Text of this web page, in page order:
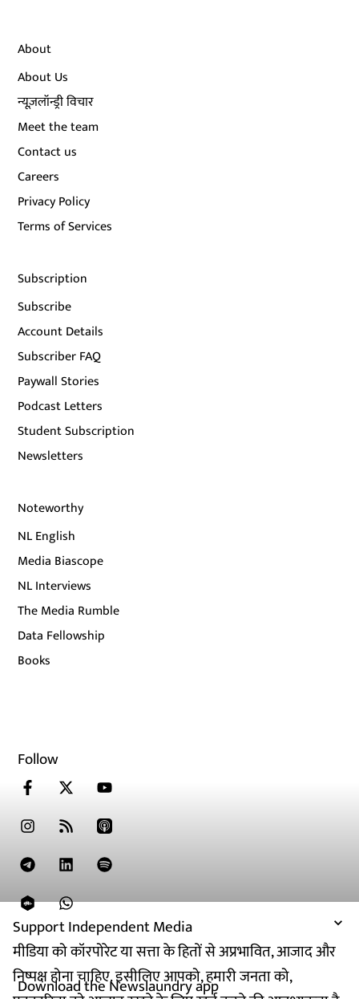
Support Independent Media
मीडिया को कॉरपोरेट या सत्ता के हितों से अप्रभावित, आजाद और
निष्पक्ष होना चाहिए. इसीलिए आपको, हमारी जनता को,
About
About Us
न्यूज़लॉन्ड्री विचार
Meet the team
Contact us
Careers
Privacy Policy
Terms of Services
Subscription
Subscribe
Account Details
Subscriber FAQ
Paywall Stories
Podcast Letters
Student Subscription
Newsletters
Noteworthy
NL English
Media Biascope
NL Interviews
The Media Rumble
Data Fellowship
Books
Follow
Download the Newslaundry app